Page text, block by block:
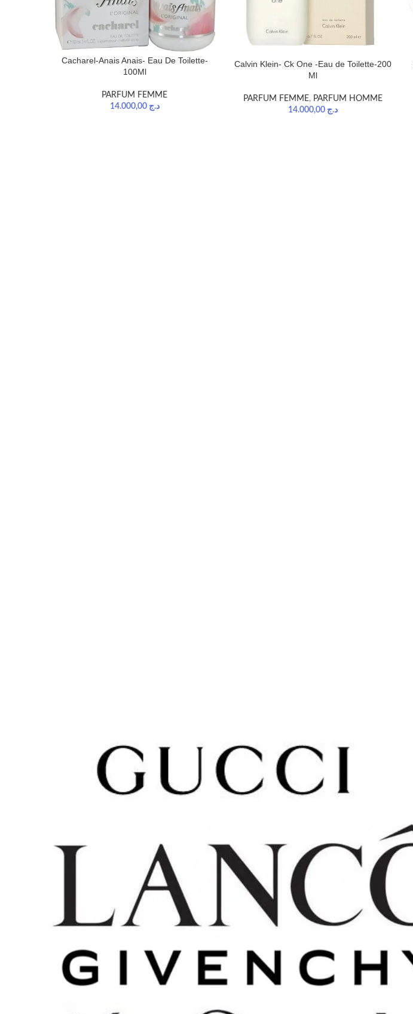
Cacharel-Anais Anais- Eau De Toilette-
100Ml
PARFUM FEMME
د.ج 14.000,00
Calvin Klein- Ck One -Eau de Toilette-200
Ml
PARFUM FEMME, PARFUM HOMME
د.ج 14.000,00